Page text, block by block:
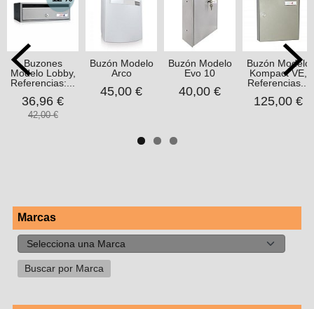
Marcas
Buzones
Modelo Lobby,
Referencias:...
36,96 €
42,00 €
Buzón Modelo
Arco
45,00 €
Buzón Modelo
Evo 10
40,00 €
Buzón Modelo
Kompact VE,
Referencias...
125,00 €